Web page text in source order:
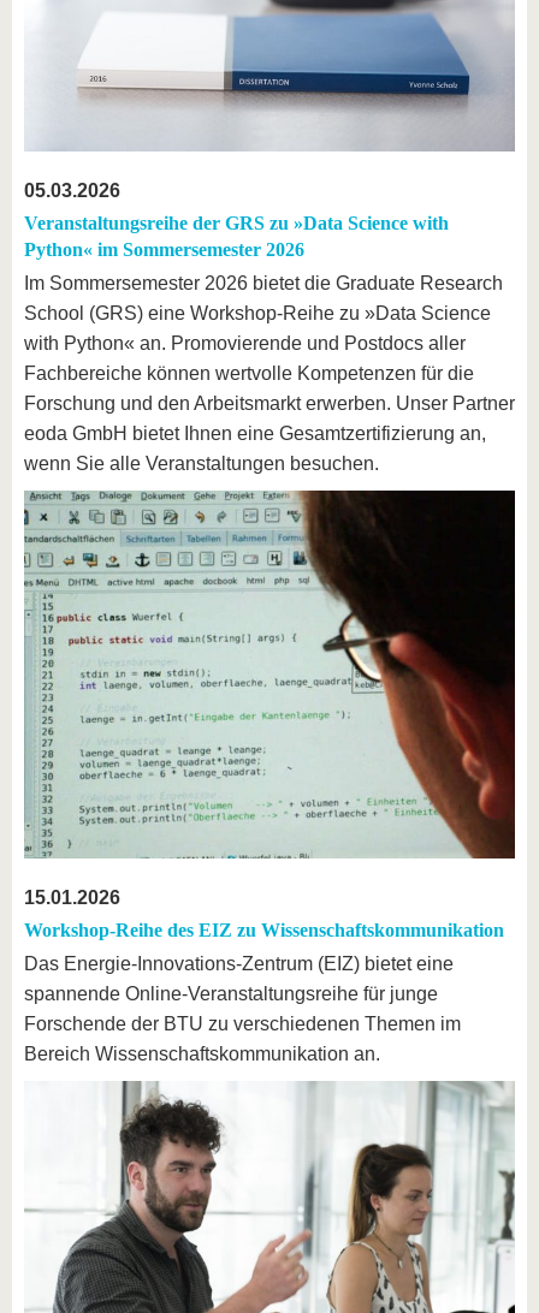
05.03.2026
Veranstaltungsreihe der GRS zu »Data Science with
Python« im Sommersemester 2026
Im Sommersemester 2026 bietet die Graduate Research
School (GRS) eine Workshop-Reihe zu »Data Science
with Python« an. Promovierende und Postdocs aller
Fachbereiche können wertvolle Kompetenzen für die
Forschung und den Arbeitsmarkt erwerben. Unser Partner
eoda GmbH bietet Ihnen eine Gesamtzertifizierung an,
wenn Sie alle Veranstaltungen besuchen.
15.01.2026
Workshop-Reihe des EIZ zu Wissenschaftskommunikation
Das Energie-Innovations-Zentrum (EIZ) bietet eine
spannende Online-Veranstaltungsreihe für junge
Forschende der BTU zu verschiedenen Themen im
Bereich Wissenschaftskommunikation an.